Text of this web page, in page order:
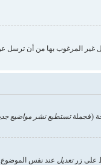
غير المرغوب بها من أن ترسل
(فجملةتستطيع نشر مواضيع
على زرتعديل عند نفس